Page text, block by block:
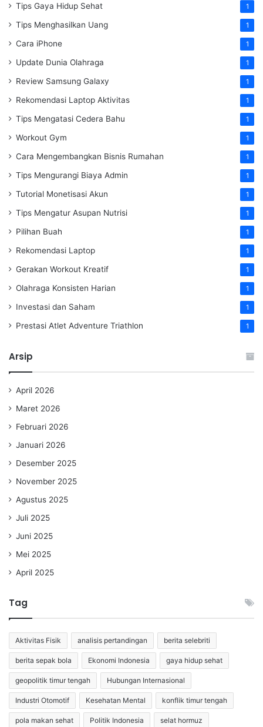
Tips Gaya Hidup Sehat 1
Tips Menghasilkan Uang 1
Cara iPhone 1
Update Dunia Olahraga 1
Review Samsung Galaxy 1
Rekomendasi Laptop Aktivitas 1
Tips Mengatasi Cedera Bahu 1
Workout Gym 1
Cara Mengembangkan Bisnis Rumahan 1
Tips Mengurangi Biaya Admin 1
Tutorial Monetisasi Akun 1
Tips Mengatur Asupan Nutrisi 1
Pilihan Buah 1
Rekomendasi Laptop 1
Gerakan Workout Kreatif 1
Olahraga Konsisten Harian 1
Investasi dan Saham 1
Prestasi Atlet Adventure Triathlon 1
Arsip
April 2026
Maret 2026
Februari 2026
Januari 2026
Desember 2025
November 2025
Agustus 2025
Juli 2025
Juni 2025
Mei 2025
April 2025
Tag
Aktivitas Fisik analisis pertandingan berita selebriti
berita sepak bola Ekonomi Indonesia gaya hidup sehat
geopolitik timur tengah Hubungan Internasional
Industri Otomotif Kesehatan Mental konflik timur tengah
pola makan sehat Politik Indonesia selat hormuz